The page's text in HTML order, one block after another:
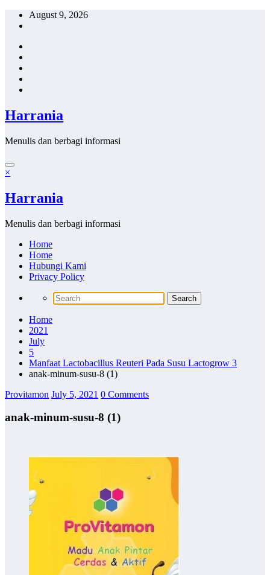
Skip
August 9, 2026
Harrania
Menulis dan berbagi informasi
×
Harrania
Menulis dan berbagi informasi
Home
Home
Hubungi Kami
Privacy Policy
Home
2021
July
5
Manfaat Lactobacillus Reuteri Pada Susu Lactogrow 3
anak-minum-susu-8 (1)
Provitamon July 5, 2021 0 Comments
anak-minum-susu-8 (1)